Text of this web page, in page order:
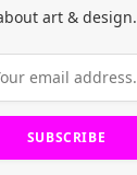
art & design.